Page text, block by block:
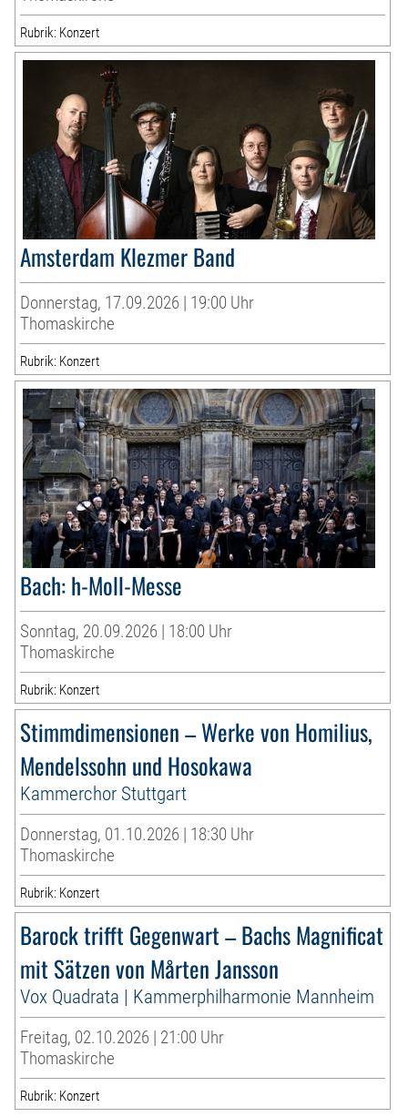
Rubrik: Konzert
Amsterdam Klezmer Band
Donnerstag, 17.09.2026 | 19:00 Uhr
Thomaskirche
Rubrik: Konzert
Bach: h-Moll-Messe
Sonntag, 20.09.2026 | 18:00 Uhr
Thomaskirche
Rubrik: Konzert
Stimmdimensionen – Werke von Homilius,
Mendelssohn und Hosokawa
Kammerchor Stuttgart
Donnerstag, 01.10.2026 | 18:30 Uhr
Thomaskirche
Rubrik: Konzert
Barock trifft Gegenwart – Bachs Magnificat
mit Sätzen von Mårten Jansson
Vox Quadrata | Kammerphilharmonie Mannheim
Freitag, 02.10.2026 | 21:00 Uhr
Thomaskirche
Rubrik: Konzert